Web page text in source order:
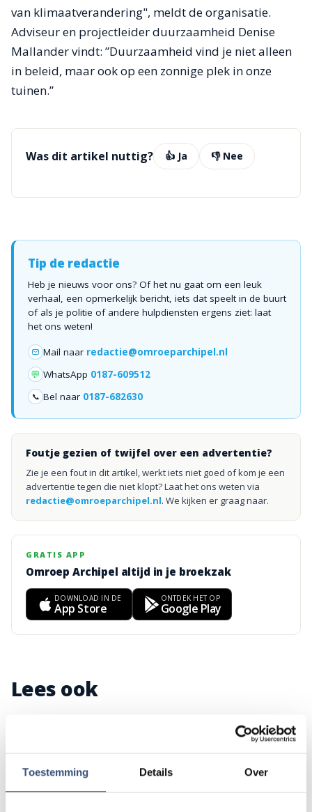
Toestemming Details Over
van klimaatverandering", meldt de organisatie.
Adviseur en projectleider duurzaamheid Denise
Mallander vindt: ”Duurzaamheid vind je niet alleen
in beleid, maar ook op een zonnige plek in onze
tuinen.”
Was dit artikel nuttig? 👍 Ja 👎 Nee
Tip de redactie
Heb je nieuws voor ons? Of het nu gaat om een leuk
verhaal, een opmerkelijk bericht, iets dat speelt in de buurt
of als je politie of andere hulpdiensten ergens ziet: laat
het ons weten!
Mail naar redactie@omroeparchipel.nl
💬 WhatsApp 0187-609512
📞 Bel naar 0187-682630
Foutje gezien of twijfel over een advertentie?
Zie je een fout in dit artikel, werkt iets niet goed of kom je een
advertentie tegen die niet klopt? Laat het ons weten via
redactie@omroeparchipel.nl. We kijken er graag naar.
GRATIS APP
Omroep Archipel altijd in je broekzak
DOWNLOAD IN DE
App Store
ONTDEK HET OP
Google Play
Lees ook
Vier generaties exposeren met christelijke
kunst in Hervormde Kerk Oude-Tonge
zaterdag 8 augustus